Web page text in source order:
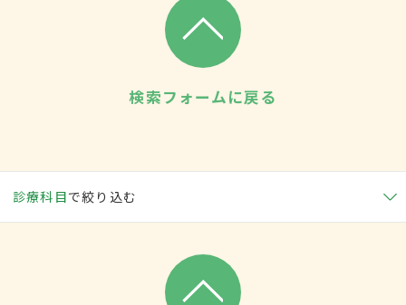
検索フォームに戻る
診療科目で絞り込む